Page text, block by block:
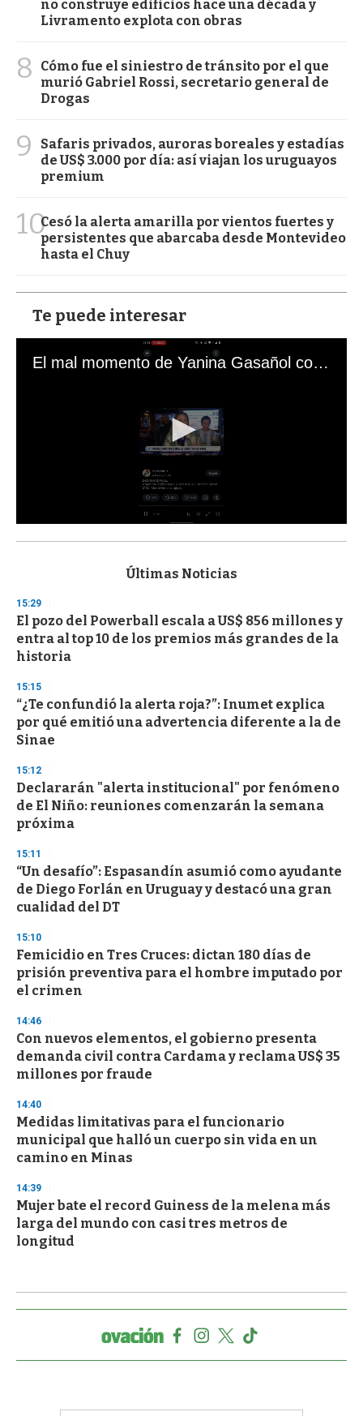
no construye edificios hace una década y
Livramento explota con obras
8
Cómo fue el siniestro de tránsito por el que
murió Gabriel Rossi, secretario general de
Drogas
9
Safaris privados, auroras boreales y estadías
de US$ 3.000 por día: así viajan los uruguayos
premium
10Cesó la alerta amarilla por vientos fuertes y
persistentes que abarcaba desde Montevideo
hasta el Chuy
Te puede interesar
El mal momento de Yanina Gasañol con un hincha argentino en "Subrayado"
s
d
s
o
f
3
s
e
o
n
Últimas Noticias
15:29
El pozo del Powerball escala a US$ 856 millones y
entra al top 10 de los premios más grandes de la
historia
15:15
“¿Te confundió la alerta roja?”: Inumet explica
por qué emitió una advertencia diferente a la de
Sinae
15:12
Declararán "alerta institucional" por fenómeno
de El Niño: reuniones comenzarán la semana
próxima
15:11
“Un desafío”: Espasandín asumió como ayudante
de Diego Forlán en Uruguay y destacó una gran
cualidad del DT
15:10
Femicidio en Tres Cruces: dictan 180 días de
prisión preventiva para el hombre imputado por
el crimen
14:46
Con nuevos elementos, el gobierno presenta
demanda civil contra Cardama y reclama US$ 35
millones por fraude
14:40
Medidas limitativas para el funcionario
municipal que halló un cuerpo sin vida en un
camino en Minas
14:39
Mujer bate el record Guiness de la melena más
larga del mundo con casi tres metros de
longitud